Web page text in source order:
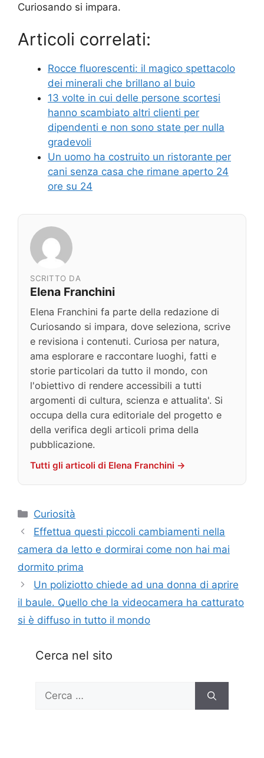
Curiosando si impara.
Articoli correlati:
Rocce fluorescenti: il magico spettacolo
dei minerali che brillano al buio
13 volte in cui delle persone scortesi
hanno scambiato altri clienti per
dipendenti e non sono state per nulla
gradevoli
Un uomo ha costruito un ristorante per
cani senza casa che rimane aperto 24
ore su 24
SCRITTO DA
Elena Franchini
Elena Franchini fa parte della redazione di
Curiosando si impara, dove seleziona, scrive
e revisiona i contenuti. Curiosa per natura,
ama esplorare e raccontare luoghi, fatti e
storie particolari da tutto il mondo, con
l'obiettivo di rendere accessibili a tutti
argomenti di cultura, scienza e attualita'. Si
occupa della cura editoriale del progetto e
della verifica degli articoli prima della
pubblicazione.
Tutti gli articoli di Elena Franchini →
Categorie
Curiosità
Effettua questi piccoli cambiamenti nella
camera da letto e dormirai come non hai mai
dormito prima
Un poliziotto chiede ad una donna di aprire
il baule. Quello che la videocamera ha catturato
si è diffuso in tutto il mondo
Cerca nel sito
Ricerca